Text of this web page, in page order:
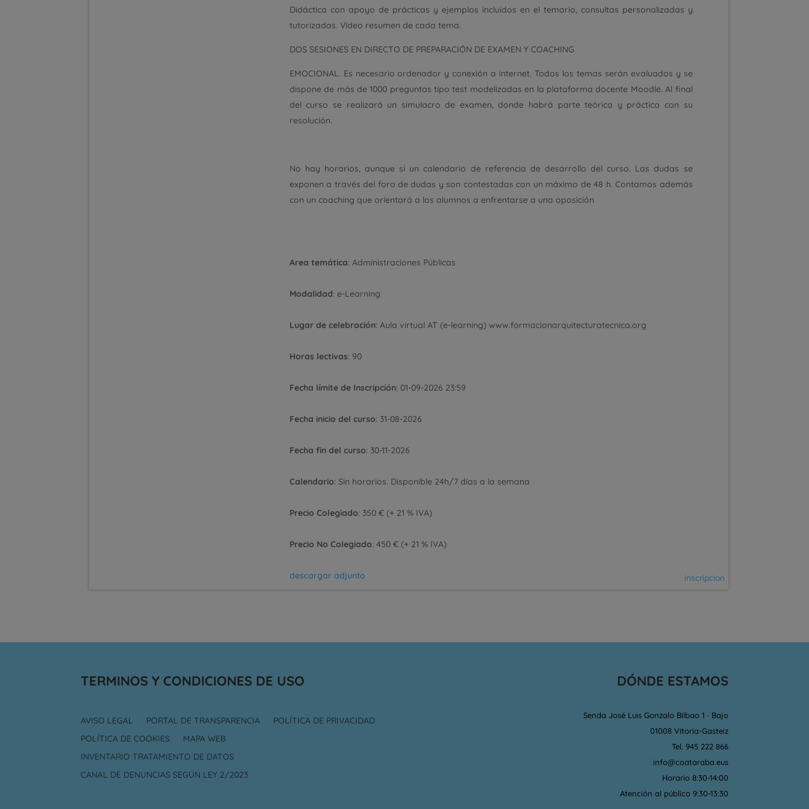
Didáctica con apoyo de prácticas y ejemplos incluidos en el temario, consultas personalizadas y
tutorizadas. Vídeo resumen de cada tema.
DOS SESIONES EN DIRECTO DE PREPARACIÓN DE EXAMEN Y COACHING
EMOCIONAL. Es necesario ordenador y conexión a internet. Todos los temas serán evaluados y se
dispone de más de 1000 preguntas tipo test modelizadas en la plataforma docente Moodle. Al final
del curso se realizará un simulacro de examen, donde habrá parte teórica y práctica con su
resolución.
No hay horarios, aunque si un calendario de referencia de desarrollo del curso. Las dudas se
exponen a través del foro de dudas y son contestadas con un máximo de 48 h. Contamos además
con un coaching que orientará a los alumnos a enfrentarse a una oposición
Area temática: Administraciones Públicas
Modalidad: e-Learning
Lugar de celebración: Aula virtual AT (e-learning) www.formacionarquitecturatecnica.org
Horas lectivas: 90
Fecha límite de Inscripción: 01-09-2026 23:59
Fecha inicio del curso: 31-08-2026
Fecha fin del curso: 30-11-2026
Calendario: Sin horarios. Disponible 24h/7 días a la semana
Precio Colegiado: 350 € (+ 21 % IVA)
Precio No Colegiado: 450 € (+ 21 % IVA)
descargar adjunto inscripcion
TERMINOS Y CONDICIONES DE USO
AVISO LEGAL PORTAL DE TRANSPARENCIA
POLÍTICA DE PRIVACIDAD
POLÍTICA DE COOKIES
MAPA WEB
INVENTARIO TRATAMIENTO DE DATOS
CANAL DE DENUNCIAS SEGÚN LEY 2/2023
DÓNDE ESTAMOS
Senda José Luis Gonzalo Bilbao 1 · Bajo
01008 Vitoria-Gasteiz
Tel. 945 222 866
info@coataraba.eus
Horario 8:30-14:00
Atención al público 9:30-13:30